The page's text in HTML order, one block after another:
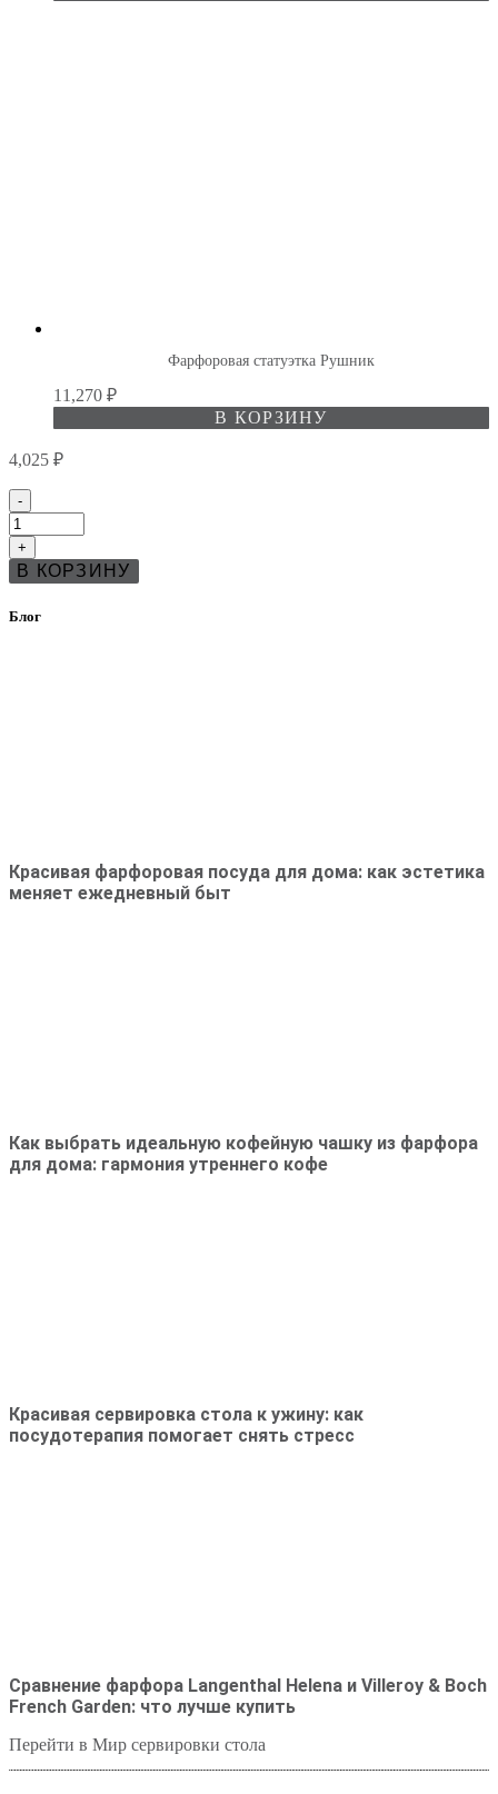
Фарфоровая статуэтка Рушник
11,270 ₽
В КОРЗИНУ
4,025 ₽
Количество
товара
Соусник
Коростень
с
и
-
+
В КОРЗИНУ
Блог
Красивая фарфоровая посуда для дома: как эстетика
меняет ежедневный быт
Как выбрать идеальную кофейную чашку из фарфора
для дома: гармония утреннего кофе
Красивая сервировка стола к ужину: как
посудотерапия помогает снять стресс
Сравнение фарфора Langenthal Helena и Villeroy & Boch
French Garden: что лучше купить
Перейти в Мир сервировки стола